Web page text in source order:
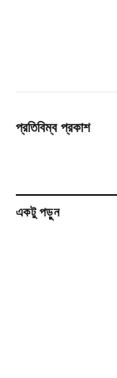
প্রতিবিম্ব প্রকাশ
একটু পড়ুন